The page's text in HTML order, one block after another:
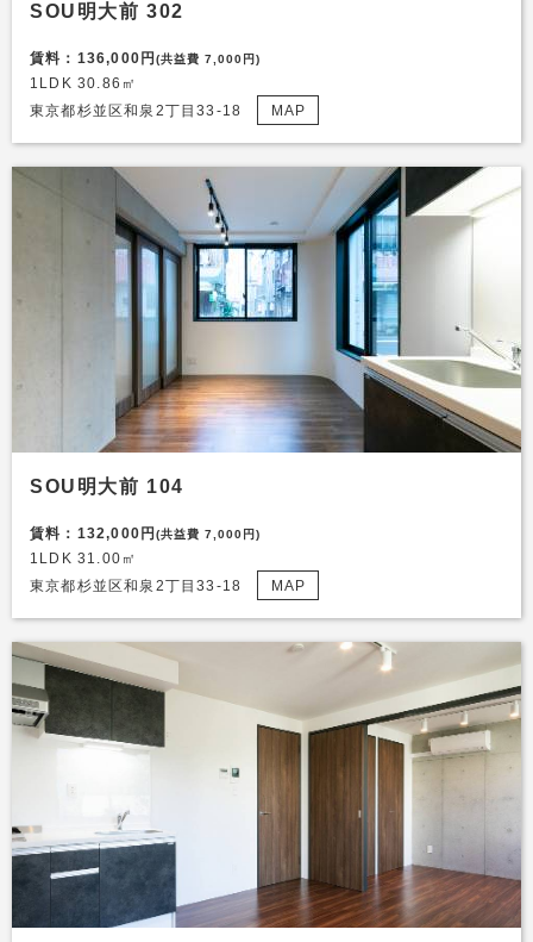
SOU明大前 302
賃料：136,000円(共益費 7,000円)
1LDK 30.86㎡
東京都杉並区和泉2丁目33-18
MAP
SOU明大前 104
賃料：132,000円(共益費 7,000円)
1LDK 31.00㎡
東京都杉並区和泉2丁目33-18
MAP